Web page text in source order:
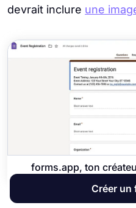
devrait inclure une
forms.app, ton
Créer un